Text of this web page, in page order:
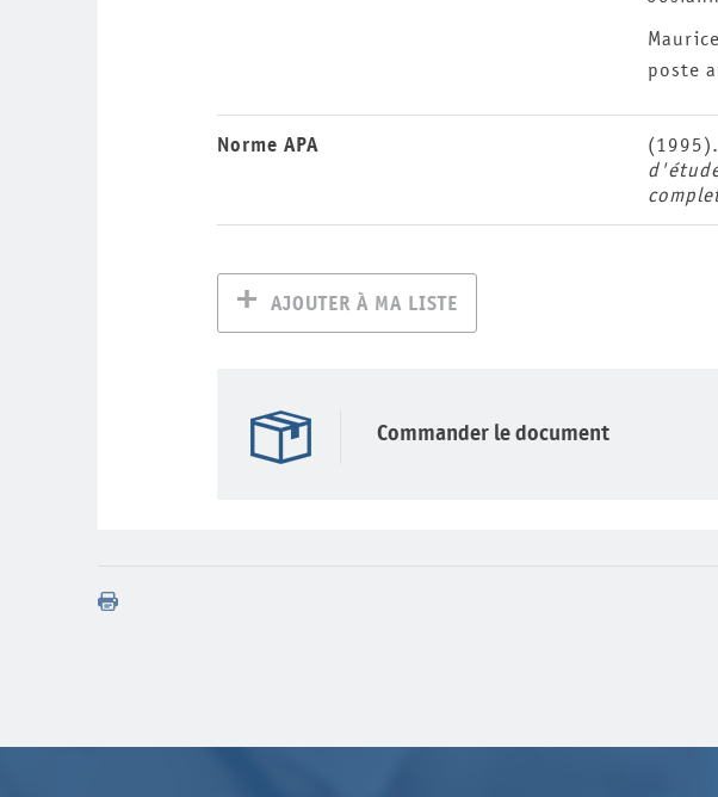
poste
Norme APA (1995).
AJOUTER À MA LISTE
Commander le document